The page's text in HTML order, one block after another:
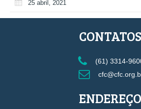
25 abril, 2021
CONTATOS
(61) 3314-
ENDEREÇO